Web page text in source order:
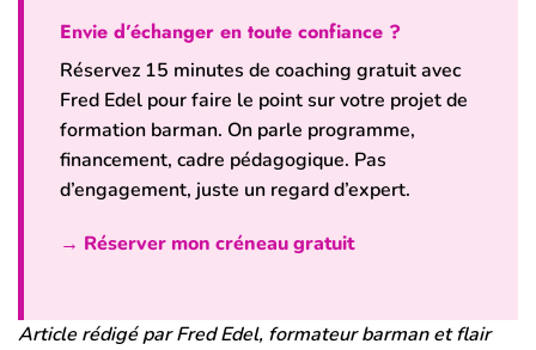
Envie d’échanger en toute confiance ?
Réservez 15 minutes de coaching gratuit avec
Fred Edel pour faire le point sur votre projet de
formation barman. On parle programme,
financement, cadre pédagogique. Pas
d’engagement, juste un regard d’expert.
→ Réserver mon créneau gratuit
Article rédigé par Fred Edel, formateur barman et flair